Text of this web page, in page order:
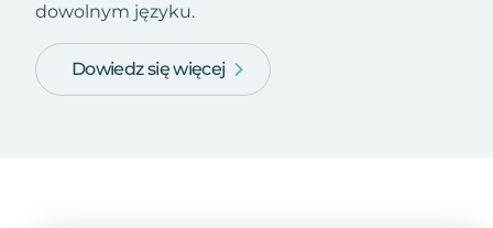
dowolnym języku.
Dowiedz się więcej